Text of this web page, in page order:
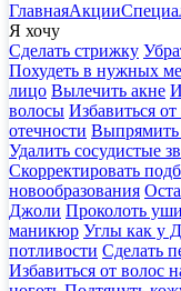
ГлавнаяАкции
Я хочу
Сделать стрижку
Похудеть в нужных
лицо Вылечить акне
волосы Избавиться
отечности
Удалить сосудистые
Скорректировать
новообразования
Джоли Проколоть уши
маникюр Углы как у
потливости Сделать
Избавиться от волос